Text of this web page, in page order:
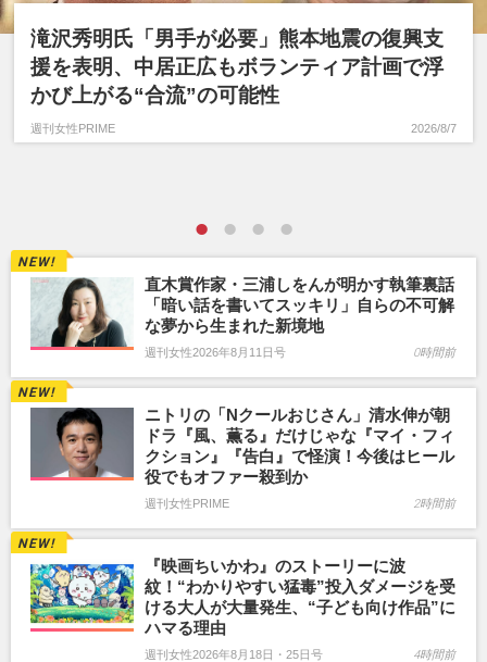
滝沢秀明氏「男手が必要」熊本地震の復興支
援を表明、中居正広もボランティア計画で浮
かび上がる“合流”の可能性
週刊女性PRIME 2026/8/7
直木賞作家・三浦しをんが明かす執筆裏話
「暗い話を書いてスッキリ」自らの不可解
な夢から生まれた新境地
週刊女性2026年8月11日号 0時間前
ニトリの「Nクールおじさん」清水伸が朝
ドラ『風、薫る』だけじゃな『マイ・フィ
クション』『告白』で怪演！今後はヒール
役でもオファー殺到か
週刊女性PRIME 2時間前
『映画ちいかわ』のストーリーに波
紋！“わかりやすい猛毒”投入ダメージを受
ける大人が大量発生、“子ども向け作品”に
ハマる理由
週刊女性2026年8月18日・25日号 4時間前